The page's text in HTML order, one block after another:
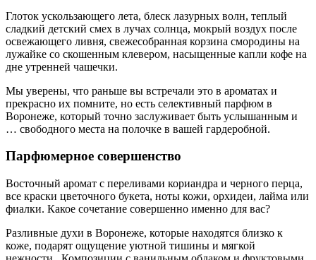
Глоток ускользающего лета, блеск лазурных волн, теплый
сладкий детский смех в лучах солнца, мокрый воздух после
освежающего ливня, свежесобранная корзина смородины на
лужайке со скошенным клевером, насыщенные капли кофе на
дне утренней чашечки.
Мы уверены, что раньше вы встречали это в ароматах и
прекрасно их помните, но есть селективный парфюм в
Воронеже, который точно заслуживает быть услышанным и
… свободного места на полочке в вашей гардеробной.
Парфюмерное совершенство
Восточный аромат с переливами кориандра и черного перца,
все краски цветочного букета, ноты кожи, орхидеи, лайма или
фиалки. Какое сочетание совершенно именно для вас?
Разливные духи в Воронеже, которые находятся близко к
коже, подарят ощущение уютной тишины и мягкой